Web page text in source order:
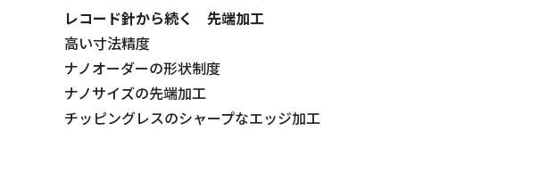
レコード針から続く 先端加工
高い寸法精度
ナノオーダーの形状制度
ナノサイズの先端加工
チッピングレスのシャープなエッジ加工